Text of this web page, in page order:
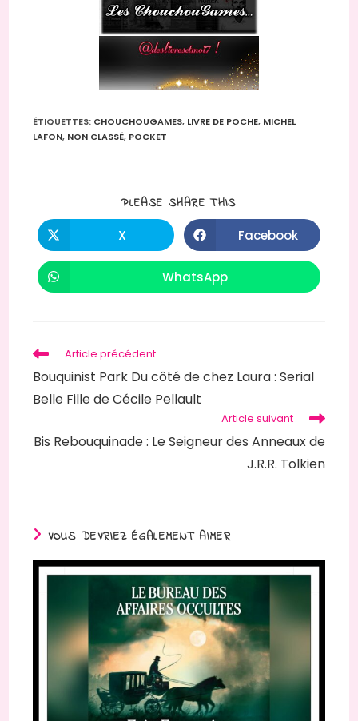
ÉTIQUETTES: CHOUCHOUGAMES, LIVRE DE POCHE, MICHEL
LAFON, NON CLASSÉ, POCKET
PLEASE SHARE THISPARTAGER
Ouvrir
dans
une
X Ouvrir
dans
une
Facebook
Ouvrir
dans
WhatsApp
Read
more
articles
Article précédent
Bouquinist Park Du côté de chez Laura : Serial
Belle Fille de Cécile Pellault
Article suivant
Bis Rebouquinade : Le Seigneur des Anneaux de
J.R.R. Tolkien
VOUS DEVRIEZ ÉGALEMENT AIMER